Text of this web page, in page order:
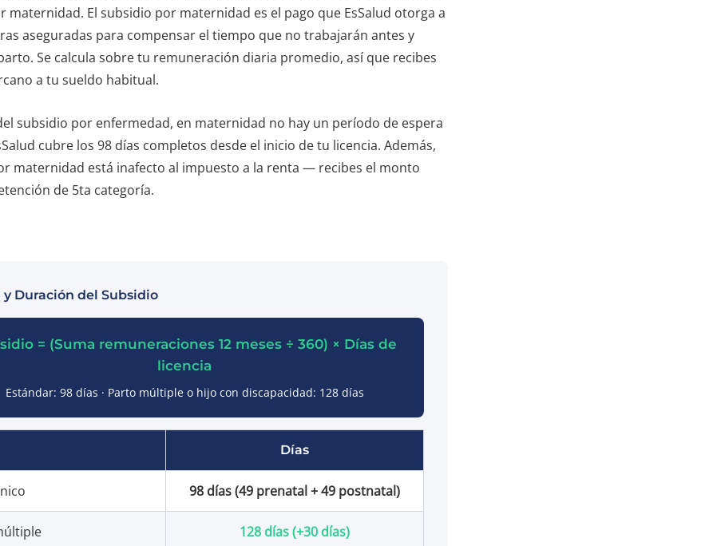
maternidad. El subsidio por maternidad es el pago que EsSalud otorga a
aseguradas para compensar el tiempo que no trabajarán antes y
Se calcula sobre tu remuneración diaria promedio, así que recibes
a tu sueldo habitual.
subsidio por enfermedad, en maternidad no hay un período de espera
cubre los 98 días completos desde el inicio de tu licencia. Además,
maternidad está inafecto al impuesto a la renta — recibes el monto
de 5ta categoría.
y Duración del Subsidio
= (Suma remuneraciones 12 meses ÷ 360) × Días de
licencia
Estándar: 98 días · Parto múltiple o hijo con discapacidad: 128 días
Días
98 días (49 prenatal + 49 postnatal)
128 días (+30 días)